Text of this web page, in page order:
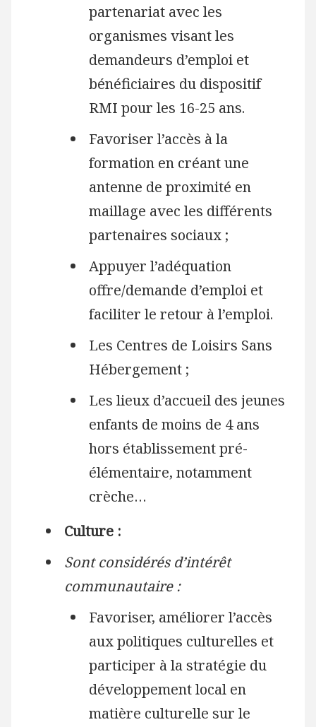
partenariat avec les
organismes visant les
demandeurs d’emploi et
bénéficiaires du dispositif
RMI pour les 16-25 ans.
Favoriser l’accès à la
formation en créant une
antenne de proximité en
maillage avec les différents
partenaires sociaux ;
Appuyer l’adéquation
offre/demande d’emploi et
faciliter le retour à l’emploi.
Les Centres de Loisirs Sans
Hébergement ;
Les lieux d’accueil des jeunes
enfants de moins de 4 ans
hors établissement pré-
élémentaire, notamment
crèche…
Culture :
Sont considérés d’intérêt
communautaire :
Favoriser, améliorer l’accès
aux politiques culturelles et
participer à la stratégie du
développement local en
matière culturelle sur le